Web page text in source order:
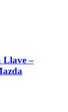
Llave –